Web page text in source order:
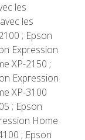
les
les
; Epson
Expression
XP-2150 ;
Expression
XP-3100
; Epson
Home
; Epson